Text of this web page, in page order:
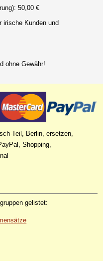
50,00 €
irische Kunden und
ohne Gewähr!
Teil, Berlin, ersetzen,
Shopping,
gelistet: